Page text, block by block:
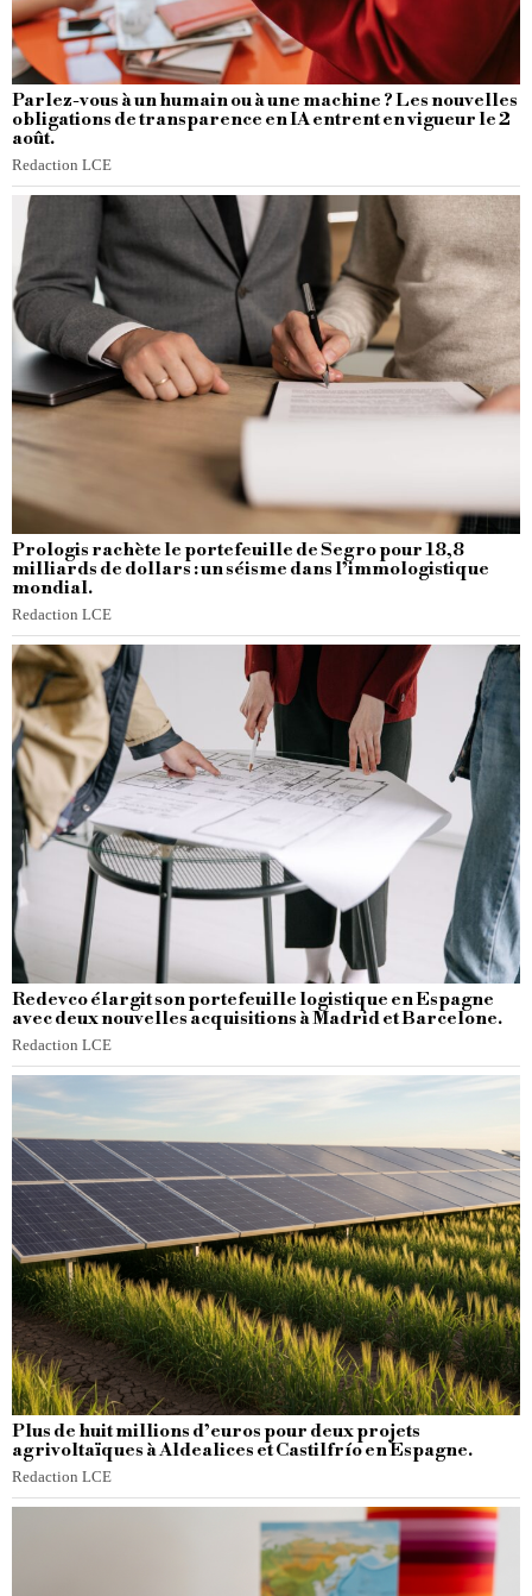
Parlez-vous à un humain ou à une machine ? Les nouvelles
obligations de transparence en IA entrent en vigueur le 2
août.
Redaction LCE
Prologis rachète le portefeuille de Segro pour 18,8
milliards de dollars : un séisme dans l’immologistique
mondial.
Redaction LCE
Redevco élargit son portefeuille logistique en Espagne
avec deux nouvelles acquisitions à Madrid et Barcelone.
Redaction LCE
Plus de huit millions d’euros pour deux projets
agrivoltaïques à Aldealices et Castilfrío en Espagne.
Redaction LCE